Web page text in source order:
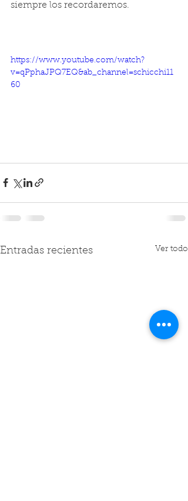
siempre los recordaremos.
https://www.youtube.com/watch?
v=qPphaJPQ7EQ&ab_channel=schicchi11
60
Entradas recientes Ver todo